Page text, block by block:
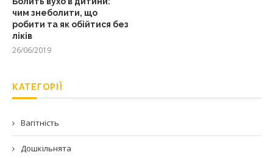
чим знеболити, що
робити та як обійтися без
ліків
26/06/2019
КАТЕГОРІЇ
Вагітність
Дошкільнята